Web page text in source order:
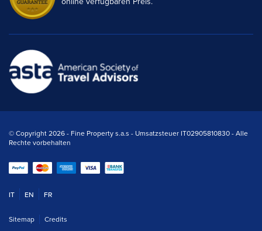
© Copyright 2026 - Fine Property s.a.s - Umsatzsteuer IT02905810830 - Alle
Rechte vorbehalten
IT EN FR
Sitemap Credits